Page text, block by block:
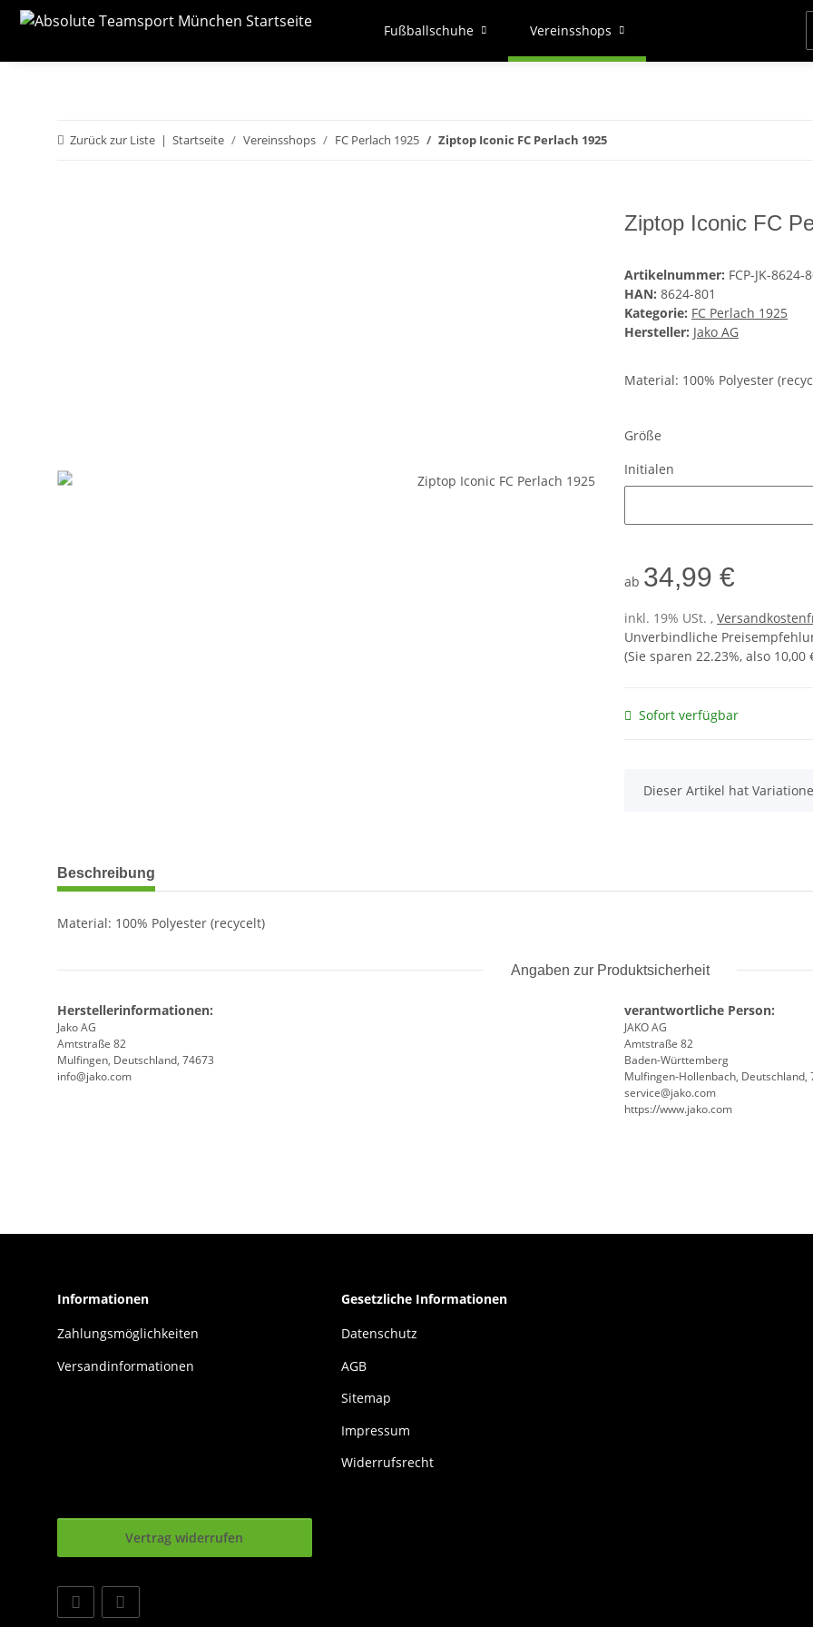
Fußballschuhe Vereinsshops
Zurück zur Liste Startseite Vereinsshops FC Perlach 1925 Ziptop Iconic FC Perlach 1925
Ziptop Iconic FC
Artikelnummer: FCP-JK-8624-
HAN: 8624-801
Kategorie: FC Perlach 1925
Hersteller: Jako AG
Material: 100% Polyester
Größe
Initialen
ab 34,99 €
inkl. 19% USt. ,
Unverbindliche
(Sie sparen 22.23%, also 10,00
Sofort verfügbar
x
Dieser Artikel hat
weitere Registerkarten anzeigen
Beschreibung
Material: 100% Polyester (recycelt)
Angaben zur Produktsicherheit
Herstellerinformationen:
Jako AG
Amtstraße 82
Mulfingen, Deutschland, 74673
info@jako.com
verantwortliche Person:
JAKO AG
Amtstraße 82
Baden-Württemberg
Mulfingen-Hollenbach, Deutschland,
service@jako.com
https://www.jako.com
Informationen
Zahlungsmöglichkeiten
Versandinformationen
Gesetzliche Informationen
Datenschutz
AGB
Sitemap
Impressum
Widerrufsrecht
Vertrag widerrufen